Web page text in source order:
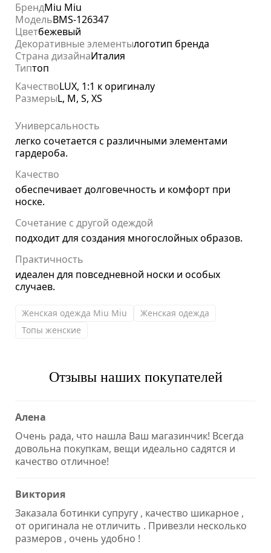
БрендMiu Miu
МодельBMS-126347
Цветбежевый
Декоративные элементылоготип бренда
Страна дизайнаИталия
Типтоп
КачествоLUX, 1:1 к оригиналу
РазмерыL, M, S, XS
Универсальность
легко сочетается с различными элементами
гардероба.
Качество
обеспечивает долговечность и комфорт при
носке.
Сочетание с другой одеждой
подходит для создания многослойных образов.
Практичность
идеален для повседневной носки и особых
случаев.
Женская одежда Miu Miu
Женская одежда
Топы женские
Отзывы наших покупателей
Алена
Очень рада, что нашла Ваш магазинчик! Всегда
довольна покупкам, вещи идеально садятся и
качество отличное!
Виктория
Заказала ботинки супругу , качество шикарное ,
от оригинала не отличить . Привезли несколько
размеров , очень удобно !